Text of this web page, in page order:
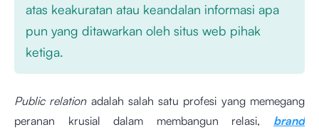
atas keakuratan atau keandalan informasi apa
pun yang ditawarkan oleh situs web pihak
ketiga.
Public relationadalah salah satu profesi yang memegang
peranan krusial dalam membangun relasi, brand